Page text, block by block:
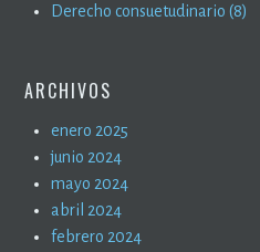
Derecho consuetudinario (8)
ARCHIVOS
enero 2025
junio 2024
mayo 2024
abril 2024
febrero 2024